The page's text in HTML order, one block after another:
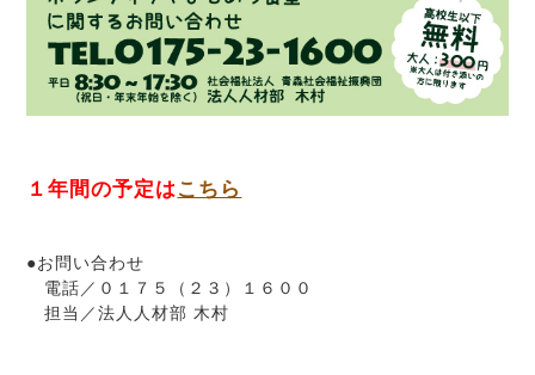
１年間の予定は こちら
●お問い合わせ
電話／０１７５（２３）１６００
担当／法人人材部 木村